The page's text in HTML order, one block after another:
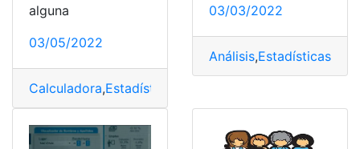
alguna
03/05/2022
Calculadora,Estadísticas
03/03/2022
Análisis,Estadísticas